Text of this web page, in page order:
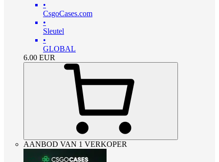
•
CsgoCases.com
•
Sleutel
•
GLOBAL
6.00 EUR
AANBOD VAN 1 VERKOPER